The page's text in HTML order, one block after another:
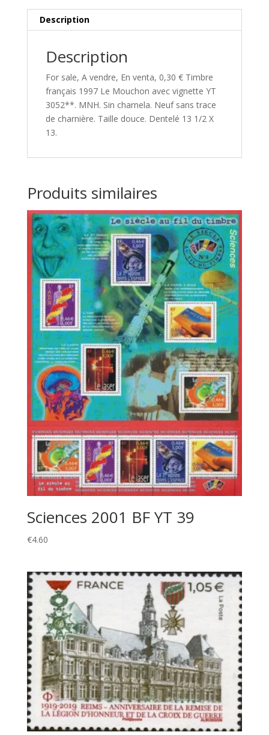
YT
3052**
Description
Description
For sale, A vendre, En venta, 0,30 € Timbre
français 1997 Le Mouchon avec vignette YT
3052**. MNH. Sin charnela. Neuf sans trace
de charnière. Taille douce. Dentelé 13 1/2 X
13.
Produits similaires
Sciences 2001 BF YT 39
€4.60